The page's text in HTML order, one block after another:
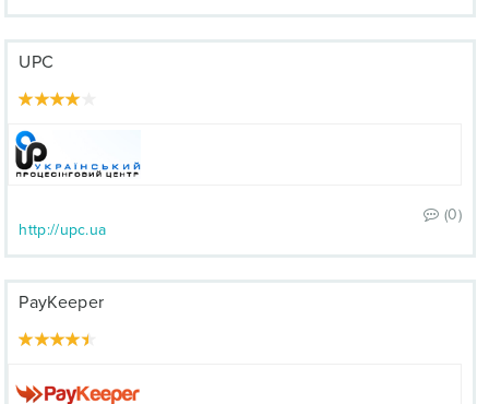
UPC
(0)
http://upc.ua
PayKeeper